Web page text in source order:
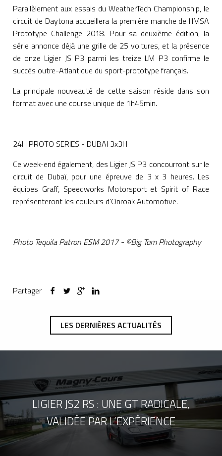
Parallèlement aux essais du WeatherTech Championship, le
circuit de Daytona accueillera la première manche de l'IMSA
Prototype Challenge 2018. Pour sa deuxième édition, la
série annonce déjà une grille de 25 voitures, et la présence
de onze Ligier JS P3 parmi les treize LM P3 confirme le
succès outre-Atlantique du sport-prototype français.
La principale nouveauté de cette saison réside dans son
format avec une course unique de 1h45min.
24H PROTO SERIES - DUBAI 3x3H
Ce week-end également, des Ligier JS P3 concourront sur le
circuit de Dubaï, pour une épreuve de 3 x 3 heures. Les
équipes Graff, Speedworks Motorsport et Spirit of Race
représenteront les couleurs d'Onroak Automotive.
Photo Tequila Patron ESM 2017 - ©Big Tom Photography
Partager
LES DERNIÈRES ACTUALITÉS
LIGIER JS2 RS : UNE GT RADICALE,
VALIDÉE PAR L’EXPÉRIENCE